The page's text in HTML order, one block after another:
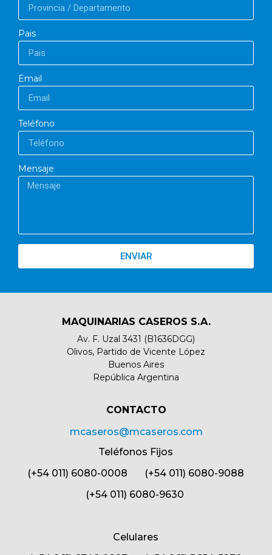
Pais
Email
Teléfono
Mensaje
ENVIAR
MAQUINARIAS CASEROS S.A.
Av. F. Uzal 3431 (B1636DGG)
Olivos, Partido de Vicente López
Buenos Aires
República Argentina
CONTACTO​
mcaseros@mcaseros.com
Teléfonos Fijos
(+54 011) 6080-0008 (+54 011) 6080-9088
(+54 011) 6080-9630
Celulares